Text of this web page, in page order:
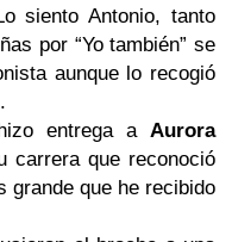
siento Antonio, tanto
por “Yo también” se
aunque lo recogió
entrega a Aurora
que reconoció
grande que he recibido